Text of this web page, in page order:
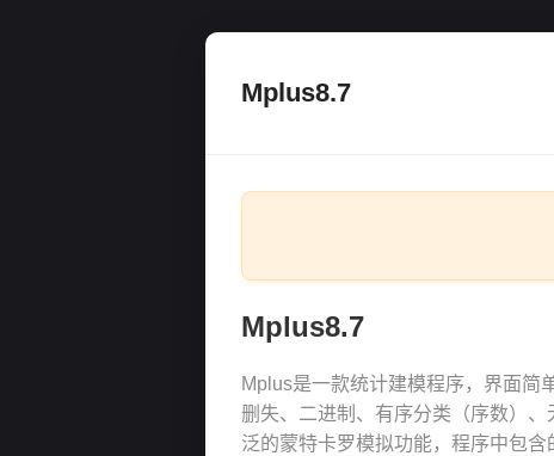
Mplus8.7
Mplus8.7
Mplus是一款统计建模程序，界面简
删失、二进制、有序分类（序数）
泛的蒙特卡罗模拟功能，程序中包含